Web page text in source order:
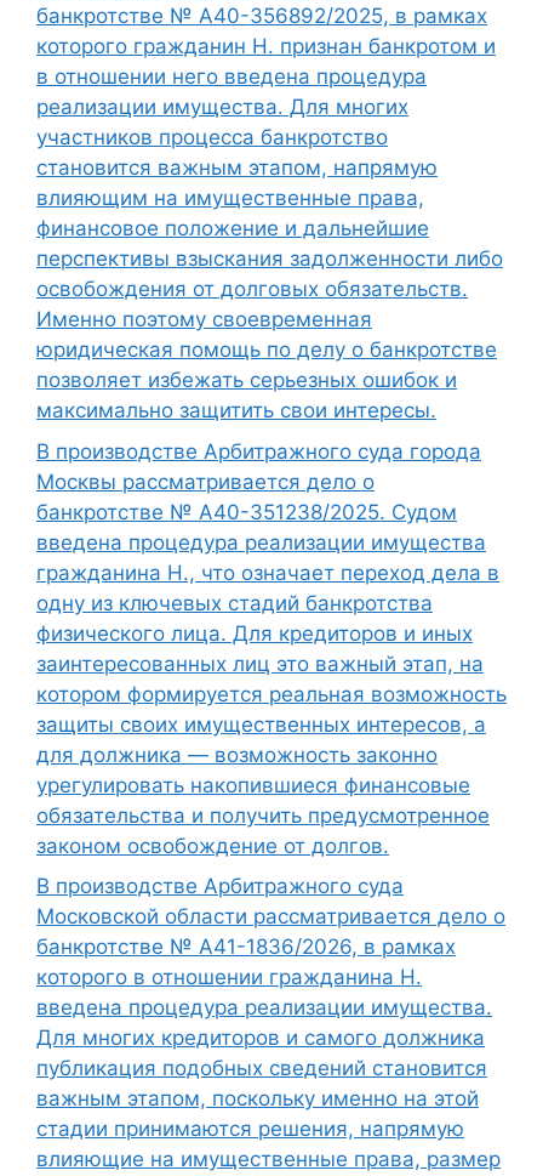
банкротстве № А40-356892/2025, в рамках
которого гражданин Н. признан банкротом и
в отношении него введена процедура
реализации имущества. Для многих
участников процесса банкротство
становится важным этапом, напрямую
влияющим на имущественные права,
финансовое положение и дальнейшие
перспективы взыскания задолженности либо
освобождения от долговых обязательств.
Именно поэтому своевременная
юридическая помощь по делу о банкротстве
позволяет избежать серьезных ошибок и
максимально защитить свои интересы.
В производстве Арбитражного суда города
Москвы рассматривается дело о
банкротстве № А40-351238/2025. Судом
введена процедура реализации имущества
гражданина Н., что означает переход дела в
одну из ключевых стадий банкротства
физического лица. Для кредиторов и иных
заинтересованных лиц это важный этап, на
котором формируется реальная возможность
защиты своих имущественных интересов, а
для должника — возможность законно
урегулировать накопившиеся финансовые
обязательства и получить предусмотренное
законом освобождение от долгов.
В производстве Арбитражного суда
Московской области рассматривается дело о
банкротстве № А41-1836/2026, в рамках
которого в отношении гражданина Н.
введена процедура реализации имущества.
Для многих кредиторов и самого должника
публикация подобных сведений становится
важным этапом, поскольку именно на этой
стадии принимаются решения, напрямую
влияющие на имущественные права, размер